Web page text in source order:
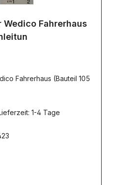
Fahrerhaus
Fahrerhaus (Bauteil 105
1-4 Tage